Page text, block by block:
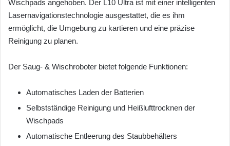
Wischpads angehoben. Der L10 Ultra ist mit einer intelligenten
Lasernavigationstechnologie ausgestattet, die es ihm
ermöglicht, die Umgebung zu kartieren und eine präzise
Reinigung zu planen.
Der Saug- & Wischroboter bietet folgende Funktionen:
Automatisches Laden der Batterien
Selbstständige Reinigung und Heißlufttrocknen der
Wischpads
Automatische Entleerung des Staubbehälters